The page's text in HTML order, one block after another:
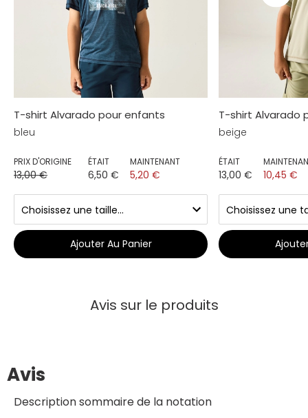
T-shirt Alvarado pour enfants
bleu
PRIX D'ORIGINE
13,00 €
ÉTAIT
6,50 €
MAINTENANT
5,20 €
Ajouter Au Panier
T-shirt Alvarado
beige
ÉTAIT
13,00 € 10,45 €
Avis sur le produits